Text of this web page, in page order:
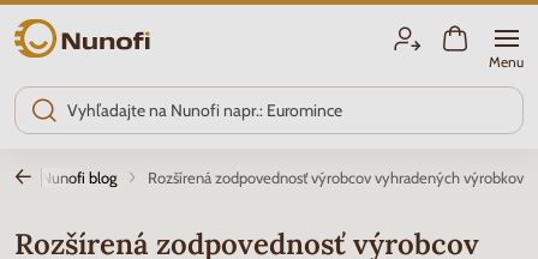
Nunofi.sk
Menu
Nunofi blog Rozšírená zodpovednosť výrobcov vyhradených výrobkov
Rozšírená zodpovednosť výrobcov